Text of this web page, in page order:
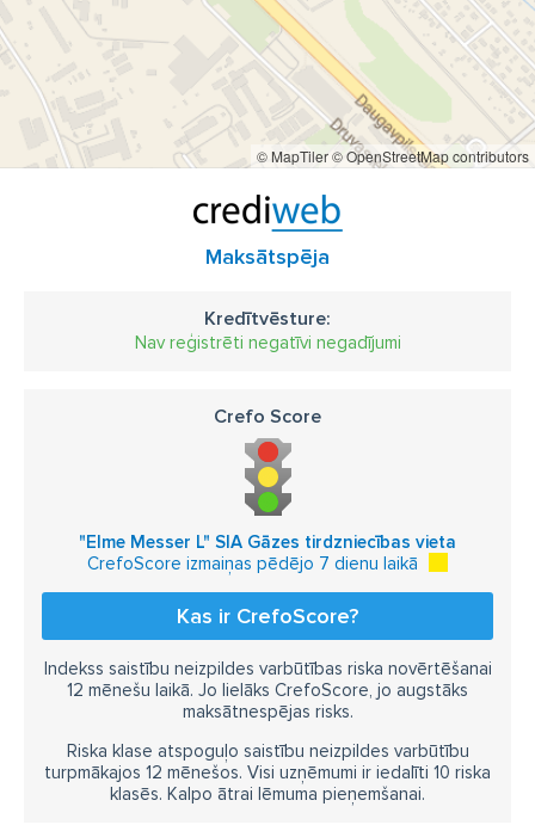
© MapTiler© OpenStreetMap contributors
Maksātspēja
Kredītvēsture:
Nav reģistrēti negatīvi negadījumi
Crefo Score
"Elme Messer L" SIA Gāzes tirdzniecības vieta
CrefoScore izmaiņas pēdējo 7 dienu laikā
Kas ir CrefoScore?
Indekss saistību neizpildes varbūtības riska novērtēšanai
12 mēnešu laikā. Jo lielāks CrefoScore, jo augstāks
maksātnespējas risks.
Riska klase atspoguļo saistību neizpildes varbūtību
turpmākajos 12 mēnešos. Visi uzņēmumi ir iedalīti 10 riska
klasēs. Kalpo ātrai lēmuma pieņemšanai.